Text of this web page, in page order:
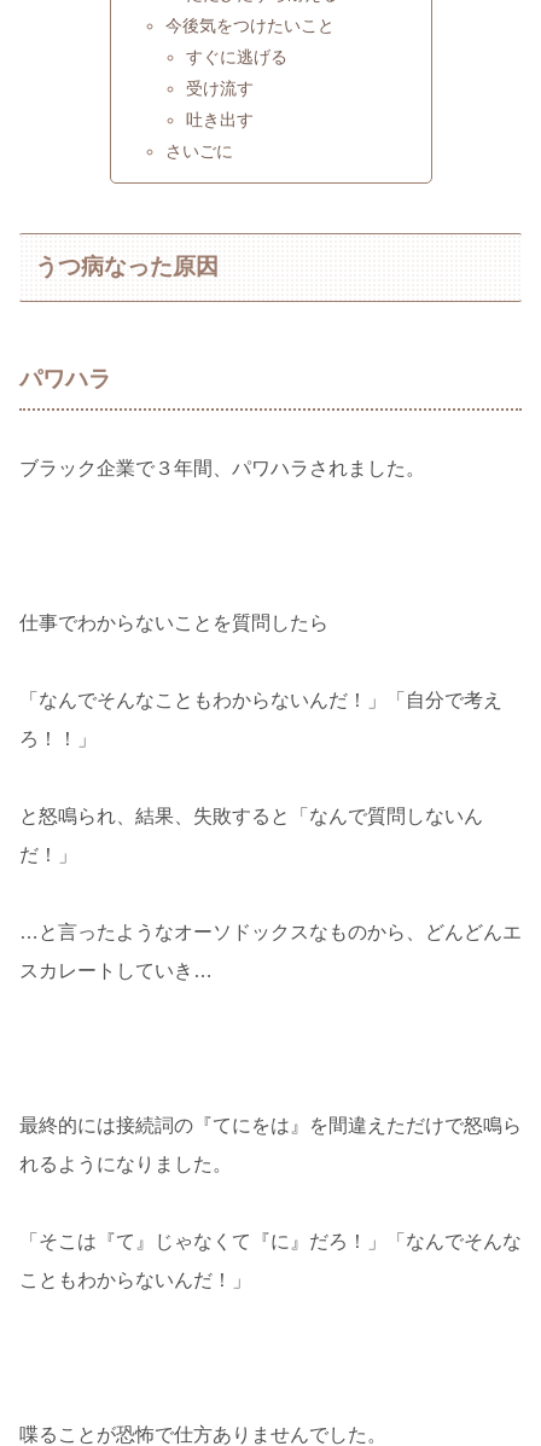
今後気をつけたいこと
すぐに逃げる
受け流す
吐き出す
さいごに
うつ病なった原因
パワハラ
ブラック企業で３年間、パワハラされました。
仕事でわからないことを質問したら
「なんでそんなこともわからないんだ！」「自分で考え
ろ！！」
と怒鳴られ、結果、失敗すると「なんで質問しないん
だ！」
…と言ったようなオーソドックスなものから、どんどんエ
スカレートしていき…
最終的には接続詞の『てにをは』を間違えただけで怒鳴ら
れるようになりました。
「そこは『て』じゃなくて『に』だろ！」「なんでそんな
こともわからないんだ！」
喋ることが恐怖で仕方ありませんでした。